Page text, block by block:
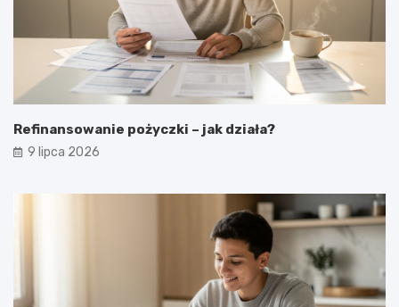
Refinansowanie pożyczki – jak działa?
9 lipca 2026